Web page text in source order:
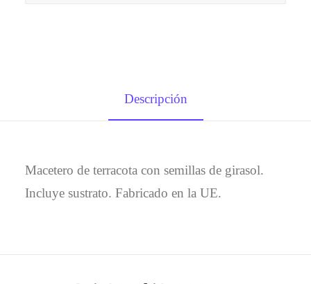
Descripción
Macetero de terracota con semillas de girasol.
Incluye sustrato. Fabricado en la UE.